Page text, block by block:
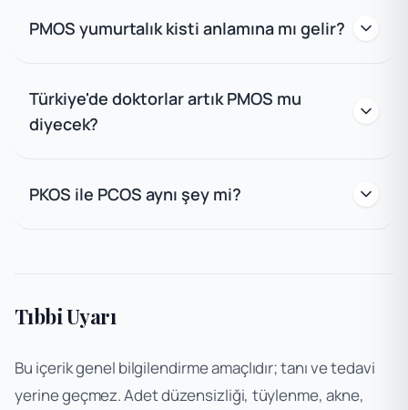
PMOS yumurtalık kisti anlamına mı gelir?
Türkiye'de doktorlar artık PMOS mu
diyecek?
PKOS ile PCOS aynı şey mi?
Tıbbi Uyarı
Bu içerik genel bilgilendirme amaçlıdır; tanı ve tedavi
yerine geçmez. Adet düzensizliği, tüylenme, akne,